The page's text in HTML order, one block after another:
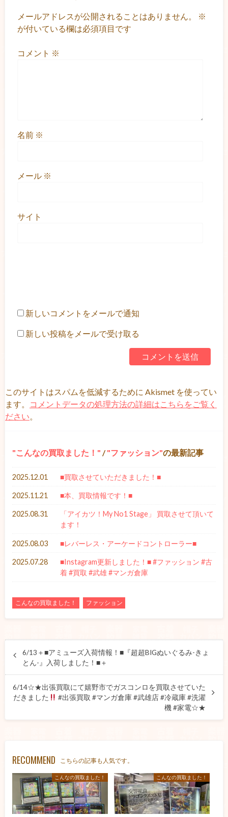
メールアドレスが公開されることはありません。
※
が付いている欄は必須項目です
コメント ※
名前 ※
メール ※
サイト
新しいコメントをメールで通知
新しい投稿をメールで受け取る
このサイトはスパムを低減するために Akismet を使ってい
ます。
コメントデータの処理方法の詳細はこちらをご覧く
ださい。
こんなの買取ました！ / ファッション の最新記事
2025.12.01 ■買取させていただきました！■
2025.11.21 ■本、買取情報です！■
2025.08.31
「アイカツ！My No1 Stage」 買取させて頂いて
ます！
2025.08.03 ■レバーレス・アーケードコントローラー■
2025.07.28
■Instagram更新しました！■ #ファッション #古
着 #買取 #武雄 #マンガ倉庫
こんなの買取ました！ ファッション
6/13＋■アミューズ入荷情報！■『超超BIGぬいぐるみ-きょ
とん-』入荷しました！■＋
6/14☆★出張買取にて嬉野市でガスコンロを買取させていた
だきました
#出張買取 #マンガ倉庫 #武雄店 #冷蔵庫 #洗濯
機 #家電☆★
RECOMMEND こちらの記事も人気です。
こんなの買取ました！ こんなの買取ました！